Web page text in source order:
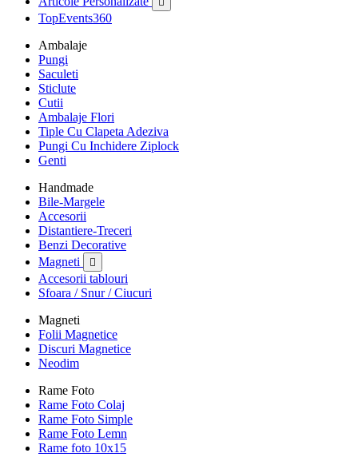
TopEvents360
Ambalaje
Pungi
Saculeti
Sticlute
Cutii
Ambalaje Flori
Tiple Cu Clapeta Adeziva
Pungi Cu Inchidere Ziplock
Genti
Handmade
Bile-Margele
Accesorii
Distantiere-Treceri
Benzi Decorative
Magneti

Accesorii tablouri
Sfoara / Snur / Ciucuri
Magneti
Folii Magnetice
Discuri Magnetice
Neodim
Rame Foto
Rame Foto Colaj
Rame Foto Simple
Rame Foto Lemn
Rame foto 10x15